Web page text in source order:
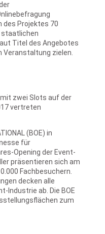
des Projektes 70
staatlichen
Titel des Angebotes
Veranstaltung zielen.
zwei Slots auf der
vertreten
(BOE) in
für
Opening der Event-
präsentieren sich am
Fachbesuchern.
decken alle
Industrie ab. Die BOE
zum